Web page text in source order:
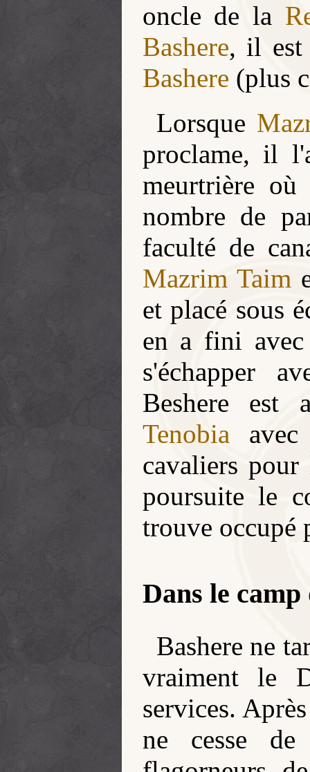
oncle de la
Bashere, il est
Bashere (plus
Lorsque
proclame, il
meurtrière
nombre de
faculté de
Mazrim Taim
et placé sous
en a fini
s'échapper
Beshere
Tenobia
cavaliers
poursuite le
trouve occupé
Dans le
Bashere ne
vraiment le
services.
ne cesse de